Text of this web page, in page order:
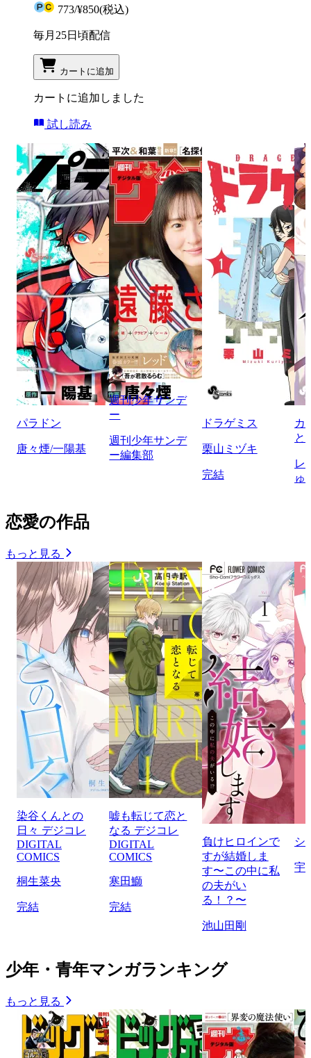
773/¥850(税込)
毎月25日頃配信
カートに追加
カートに追加しました
試し読み
パラドン
唐々煙/一陽基
週刊少年サンデ
ー
週刊少年サンデ
ー編集部
ドラゲミス
栗山ミヅキ
完結
カ
と
レ
ゅ
恋愛の作品
もっと見る
染谷くんとの
日々 デジコレ
DIGITAL
COMICS
桐生菜央
完結
嘘も転じて恋と
なる デジコレ
DIGITAL
COMICS
寒田鰤
完結
負けヒロインで
すが結婚しま
す〜この中に私
の夫がい
る！？〜
池山田剛
シ
宇
少年・青年マンガランキング
もっと見る